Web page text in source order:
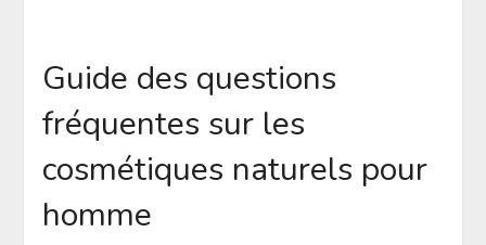
Guide des questions
fréquentes sur les
cosmétiques naturels pour
homme